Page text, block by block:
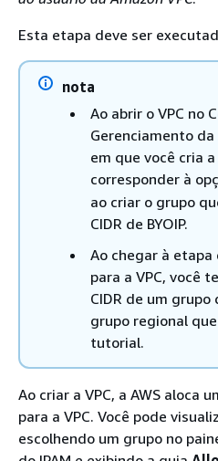
Esta etapa deve ser
nota
Ao abrir o VPC no
Gerenciamento da
em que você cria a
corresponder à
ao criar o grupo
CIDR de BYOIP.
Ao chegar à etapa
para a VPC, você
CIDR de um grupo
grupo regional
tutorial.
Ao criar a VPC, a AWS aloca
para a VPC. Você pode
escolhendo um grupo no